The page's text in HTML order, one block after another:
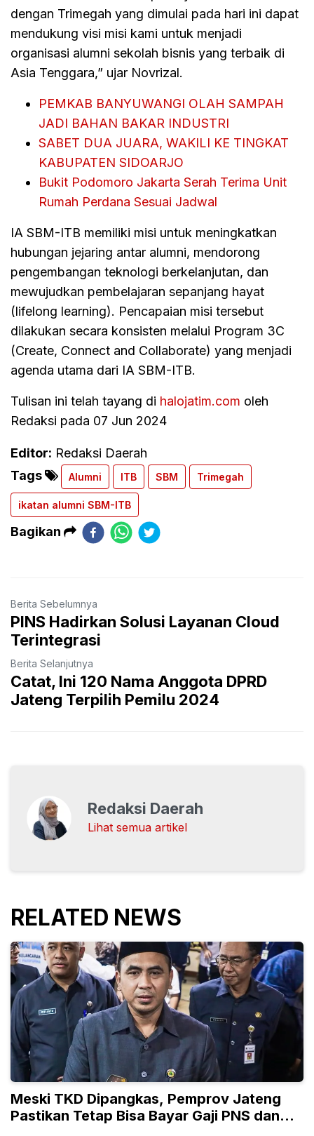
dengan Trimegah yang dimulai pada hari ini dapat
mendukung visi misi kami untuk menjadi
organisasi alumni sekolah bisnis yang terbaik di
Asia Tenggara,” ujar Novrizal.
PEMKAB BANYUWANGI OLAH SAMPAH
JADI BAHAN BAKAR INDUSTRI
SABET DUA JUARA, WAKILI KE TINGKAT
KABUPATEN SIDOARJO
Bukit Podomoro Jakarta Serah Terima Unit
Rumah Perdana Sesuai Jadwal
IA SBM-ITB memiliki misi untuk meningkatkan
hubungan jejaring antar alumni, mendorong
pengembangan teknologi berkelanjutan, dan
mewujudkan pembelajaran sepanjang hayat
(lifelong learning). Pencapaian misi tersebut
dilakukan secara konsisten melalui Program 3C
(Create, Connect and Collaborate) yang menjadi
agenda utama dari IA SBM-ITB.
Tulisan ini telah tayang di halojatim.com oleh
Redaksi pada 07 Jun 2024
Editor: Redaksi Daerah
Tags
Alumni ITB SBM Trimegah
ikatan alumni SBM-ITB
Bagikan
Berita Sebelumnya
PINS Hadirkan Solusi Layanan Cloud
Terintegrasi
Berita Selanjutnya
Catat, Ini 120 Nama Anggota DPRD
Jateng Terpilih Pemilu 2024
Redaksi Daerah
Lihat semua artikel
RELATED NEWS
Meski TKD Dipangkas, Pemprov Jateng
Pastikan Tetap Bisa Bayar Gaji PNS dan